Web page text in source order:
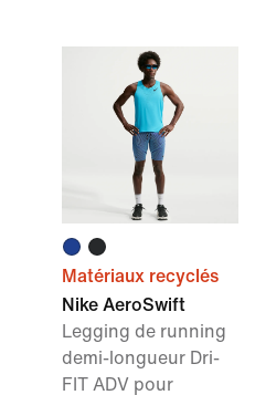
Matériaux recyclés
Nike AeroSwift
Legging de running
demi-longueur Dri-
FIT ADV pour